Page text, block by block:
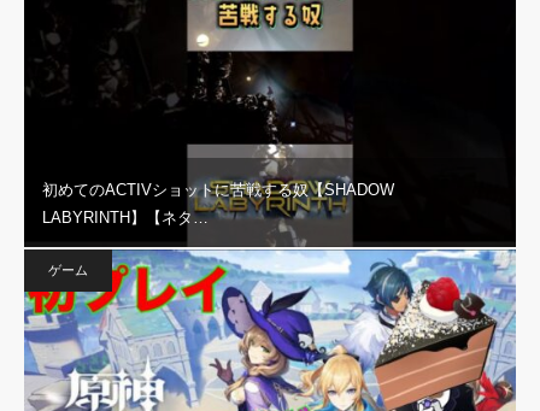
初めてのACTIVショットに苦戦する奴【SHADOW
LABYRINTH】【ネタ…
ゲーム